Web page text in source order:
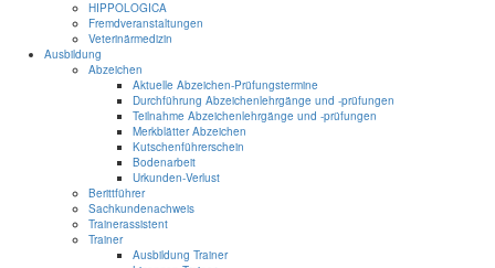
HIPPOLOGICA
Fremdveranstaltungen
Veterinärmedizin
Ausbildung
Abzeichen
Aktuelle Abzeichen-Prüfungstermine
Durchführung Abzeichenlehrgänge und -prüfungen
Teilnahme Abzeichenlehrgänge und -prüfungen
Merkblätter Abzeichen
Kutschenführerschein
Bodenarbeit
Urkunden-Verlust
Berittführer
Sachkundenachweis
Trainerassistent
Trainer
Ausbildung Trainer